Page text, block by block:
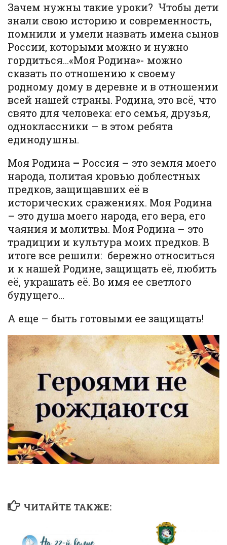
Зачем нужны такие уроки? Чтобы дети
знали свою историю и современность,
помнили и умели назвать имена сынов
России, которыми можно и нужно
гордиться…«Моя Родина»- можно
сказать по отношению к своему
родному дому в деревне и в отношении
всей нашей страны. Родина, это всё, что
свято для человека: его семья, друзья,
одноклассники – в этом ребята
единодушны.
Моя Родина – Россия – это земля моего
народа, политая кровью доблестных
предков, защищавших её в
исторических сражениях. Моя Родина
– это душа моего народа, его вера, его
чаяния и молитвы. Моя Родина – это
традиции и культура моих предков. В
итоге все решили: бережно относиться
и к нашей Родине, защищать её, любить
её, украшать её. Во имя ее светлого
будущего…
А еще – быть готовыми ее защищать!
ЧИТАЙТЕ ТАКЖЕ: